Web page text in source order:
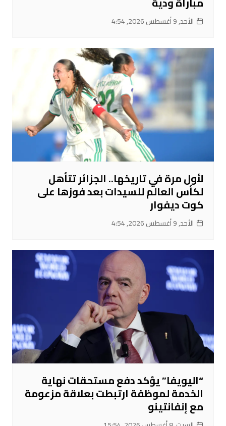
الأحد, 9 أغسطس 2026, 4:54
لأول مرة في تاريخها.. الجزائر تتأهل
لكأس العالم للسيدات بعد فوزها على
كوت ديفوار
الأحد, 9 أغسطس 2026, 4:54
“اليويفا” يؤكد دفع مستحقات نهاية
الخدمة لموظفة ارتبطت بعلاقة مزعومة
مع إنفانتينو